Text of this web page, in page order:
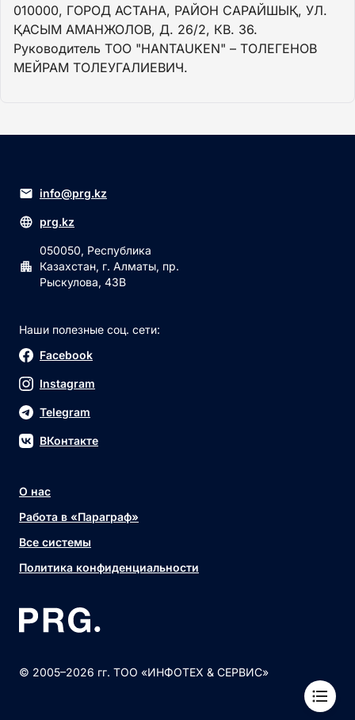
010000, ГОРОД АСТАНА, РАЙОН САРАЙШЫҚ, УЛ.
ҚАСЫМ АМАНЖОЛОВ, Д. 26/2, КВ. 36.
Руководитель ТОО "HANTAUKEN" – ТОЛЕГЕНОВ
МЕЙРАМ ТОЛЕУГАЛИЕВИЧ.
info@prg.kz
prg.kz
050050, Республика
Казахстан, г. Алматы, пр.
Рыскулова, 43В
Наши полезные соц. сети:
Facebook
Instagram
Telegram
ВКонтакте
О нас
Работа в «Параграф»
Все системы
Политика конфиденциальности
© 2005–2026 гг. ТОО «ИНФОТЕХ & СЕРВИС»